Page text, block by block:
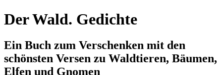
Der Wald. Gedichte
Ein Buch zum Verschenken mit den
schönsten Versen zu Waldtieren, Bäumen,
Elfen und Gnomen